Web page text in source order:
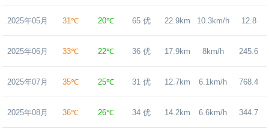
2025年05月 31℃ 20℃ 65 优 22.9km 10.3km/h 12.8
2025年06月 33℃ 22℃ 36 优 17.9km 8km/h 245.6
2025年07月 35℃ 25℃ 31 优 12.7km 6.1km/h 768.4
2025年08月 36℃ 26℃ 34 优 14.2km 6.6km/h 344.7